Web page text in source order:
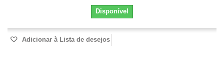
Disponível
Adicionar à Lista de desejos